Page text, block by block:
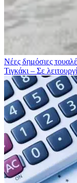
Νέες δημόσιες
Τιγκάκι – Σε